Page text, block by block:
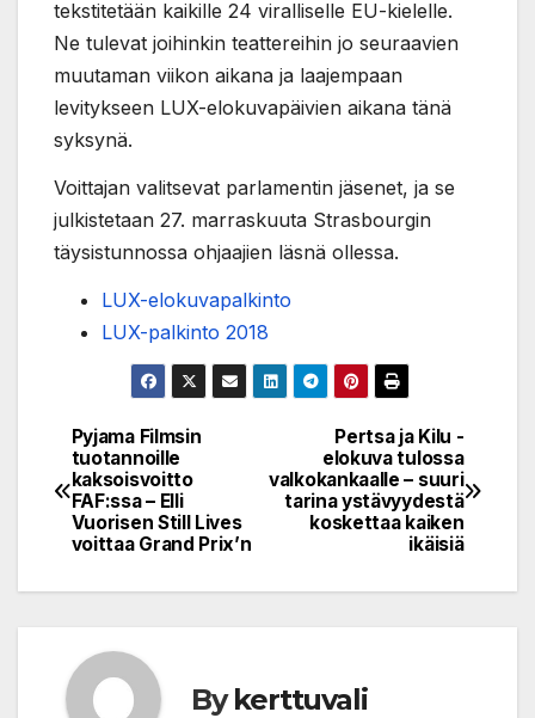
tekstitetään kaikille 24 viralliselle EU-kielelle.
Ne tulevat joihinkin teattereihin jo seuraavien
muutaman viikon aikana ja laajempaan
levitykseen LUX-elokuvapäivien aikana tänä
syksynä.
Voittajan valitsevat parlamentin jäsenet, ja se
julkistetaan 27. marraskuuta Strasbourgin
täysistunnossa ohjaajien läsnä ollessa.
LUX-elokuvapalkinto
LUX-palkinto 2018
Post
navigation
Pertsa ja Kilu -
elokuva tulossa
valkokankaalle – suuri
tarina ystävyydestä
koskettaa kaiken
ikäisiä
Pyjama Filmsin
tuotannoille
kaksoisvoitto
FAF:ssa – Elli
Vuorisen Still Lives
voittaa Grand Prix’n
Bykerttuvali